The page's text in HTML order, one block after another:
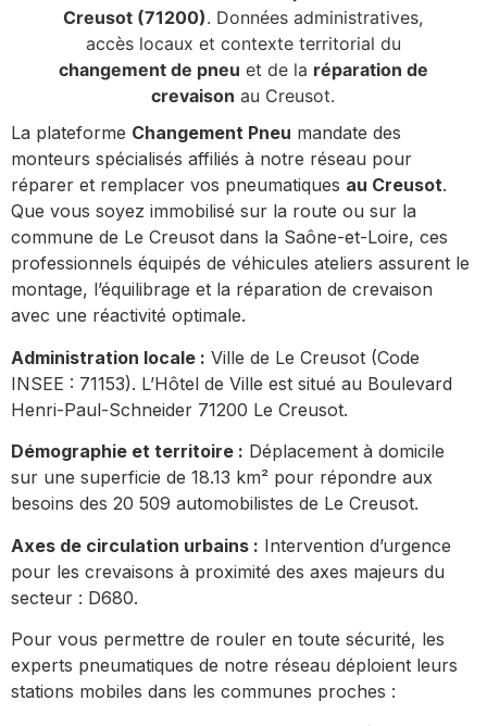
Creusot (71200). Données administratives,
accès locaux et contexte territorial du
changement de pneu et de la réparation de
crevaison au Creusot.
La plateforme Changement Pneu mandate des
monteurs spécialisés affiliés à notre réseau pour
réparer et remplacer vos pneumatiques au Creusot.
Que vous soyez immobilisé sur la route ou sur la
commune de Le Creusot dans la Saône-et-Loire, ces
professionnels équipés de véhicules ateliers assurent le
montage, l’équilibrage et la réparation de crevaison
avec une réactivité optimale.
Administration locale : Ville de Le Creusot (Code
INSEE : 71153). L’Hôtel de Ville est situé au Boulevard
Henri-Paul-Schneider 71200 Le Creusot.
Démographie et territoire : Déplacement à domicile
sur une superficie de 18.13 km² pour répondre aux
besoins des 20 509 automobilistes de Le Creusot.
Axes de circulation urbains : Intervention d’urgence
pour les crevaisons à proximité des axes majeurs du
secteur : D680.
Pour vous permettre de rouler en toute sécurité, les
experts pneumatiques de notre réseau déploient leurs
stations mobiles dans les communes proches :